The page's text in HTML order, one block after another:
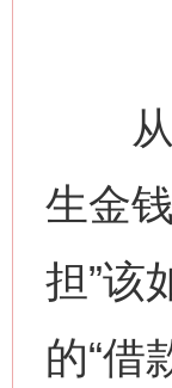
从
生金
担”该
的“借